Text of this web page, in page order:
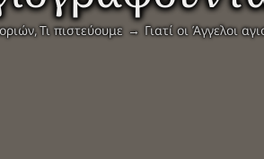
Τι πιστεύουμε Γιατί οι Άγγελοι